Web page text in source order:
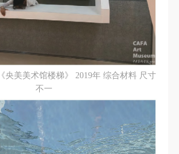
央美美术馆楼梯》 2019年 综合材料 尺寸
不一